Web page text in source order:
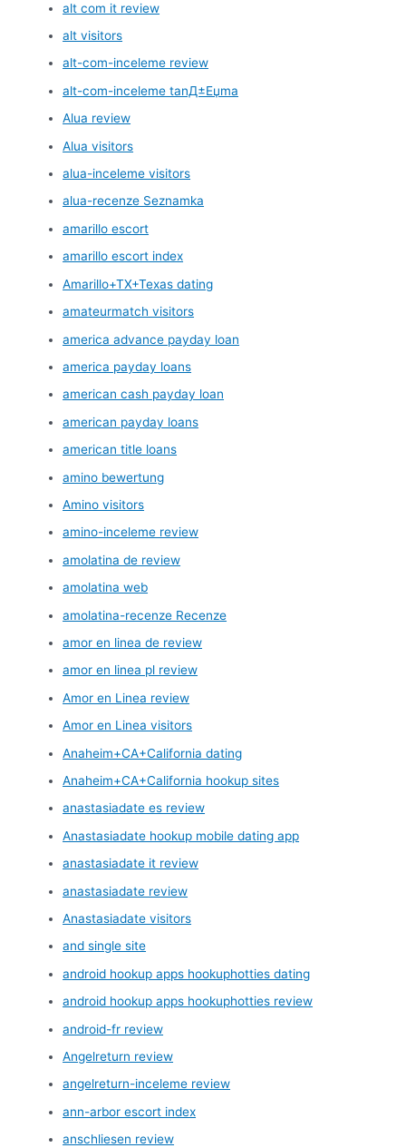
alt com it review
alt visitors
alt-com-inceleme review
alt-com-inceleme tanД±Еџma
Alua review
Alua visitors
alua-inceleme visitors
alua-recenze Seznamka
amarillo escort
amarillo escort index
Amarillo+TX+Texas dating
amateurmatch visitors
america advance payday loan
america payday loans
american cash payday loan
american payday loans
american title loans
amino bewertung
Amino visitors
amino-inceleme review
amolatina de review
amolatina web
amolatina-recenze Recenze
amor en linea de review
amor en linea pl review
Amor en Linea review
Amor en Linea visitors
Anaheim+CA+California dating
Anaheim+CA+California hookup sites
anastasiadate es review
Anastasiadate hookup mobile dating app
anastasiadate it review
anastasiadate review
Anastasiadate visitors
and single site
android hookup apps hookuphotties dating
android hookup apps hookuphotties review
android-fr review
Angelreturn review
angelreturn-inceleme review
ann-arbor escort index
anschliesen review